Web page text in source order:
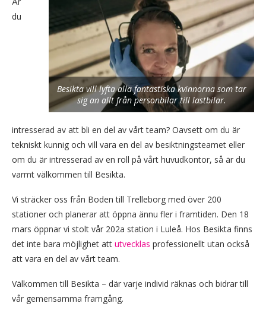
Besikta vill lyfta alla fantastiska kvinnorna som tar
sig an allt från personbilar till lastbilar.
du
intresserad av att bli en del av vårt team? Oavsett om du är
tekniskt kunnig och vill vara en del av besiktningsteamet eller
om du är intresserad av en roll på vårt huvudkontor, så är du
varmt välkommen till Besikta.
Vi sträcker oss från Boden till Trelleborg med över 200
stationer och planerar att öppna ännu fler i framtiden. Den 18
mars öppnar vi stolt vår 202a station i Luleå. Hos Besikta finns
det inte bara möjlighet att utvecklas professionellt utan också
att vara en del av vårt team.
Välkommen till Besikta – där varje individ räknas och bidrar till
vår gemensamma framgång.